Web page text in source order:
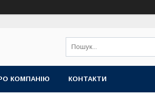
КОМПАНІЮ КОНТАКТИ